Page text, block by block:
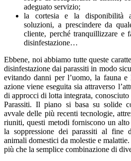
adeguato servizio;
la cortesia e la disponibilità
soluzioni, a prescindere da
cliente, perché tranquillizzare e
disinfestazione…
Ebbene, noi abbiamo tutte queste
disinfestazione dai parassiti in modo
evitando danni per l’uomo, la fauna e
azione viene eseguita sia attraverso
di approcci di lotta integrata, conosciuto
Parassiti. Il piano si basa su solide
avvale delle più recenti tecnologie,
riuniti, questi metodi forniscono un
la soppressione dei parassiti al fine
animali domestici da molestie e
più che la semplice combinazione di